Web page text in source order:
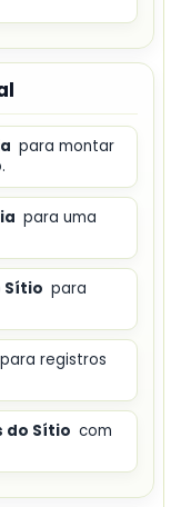
para montar
para uma
Sítio para
para registros
do Sítio com